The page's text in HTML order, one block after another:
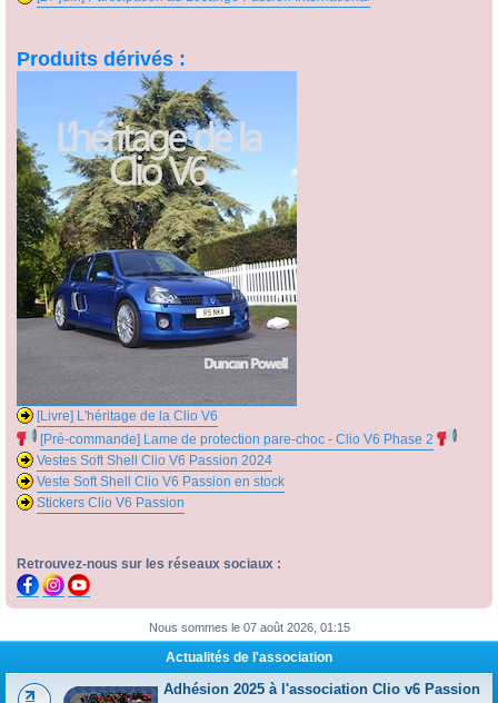
Produits dérivés :
[Livre] L'héritage de la Clio V6
[Pré-commande] Lame de protection pare-choc - Clio V6 Phase 2
Vestes Soft Shell Clio V6 Passion 2024
Veste Soft Shell Clio V6 Passion en stock
Stickers Clio V6 Passion
Retrouvez-nous sur les réseaux sociaux :
Nous sommes le 07 août 2026, 01:15
Actualités de l'association
Adhésion 2025 à l'association Clio v6 Passion